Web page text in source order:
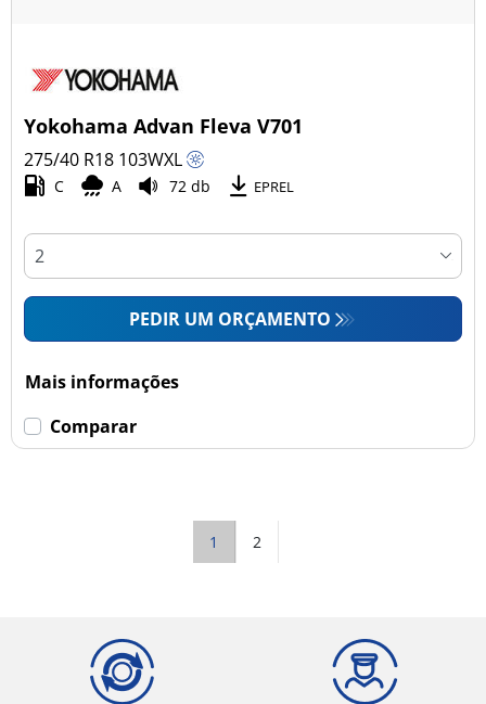
Yokohama Advan Fleva V701
275/40 R18 103WXL
C A 72 db EPREL
PEDIR UM ORÇAMENTO
Mais informações
Comparar
1 2